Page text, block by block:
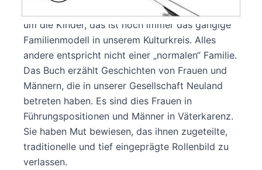
Der Mann arbeitet und die Frau kümmert sich
um die Kinder, das ist noch immer das gängige
Familienmodell in unserem Kulturkreis. Alles
andere entspricht nicht einer „normalen“ Familie.
Das Buch erzählt Geschichten von Frauen und
Männern, die in unserer Gesellschaft Neuland
betreten haben. Es sind dies Frauen in
Führungspositionen und Männer in Väterkarenz.
Sie haben Mut bewiesen, das ihnen zugeteilte,
traditionelle und tief eingeprägte Rollenbild zu
verlassen.